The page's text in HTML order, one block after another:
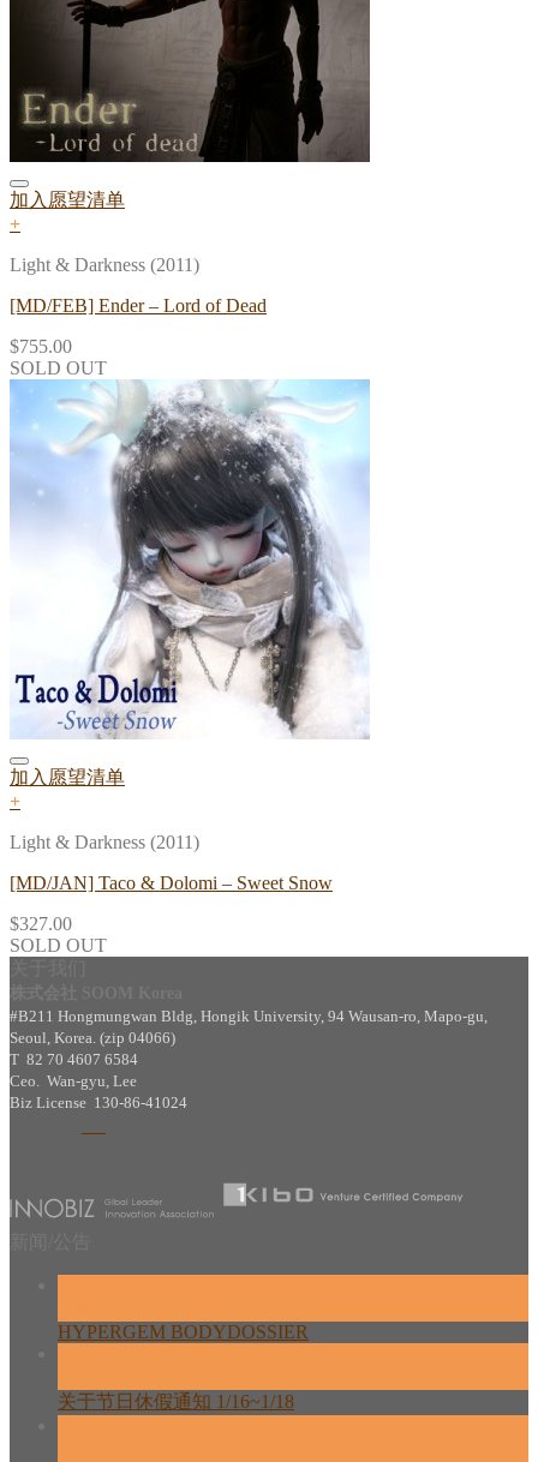
加入愿望清单
+
Light & Darkness (2011)
[MD/FEB] Ender – Lord of Dead
$755.00
SOLD OUT
加入愿望清单
+
Light & Darkness (2011)
[MD/JAN] Taco & Dolomi – Sweet Snow
$327.00
SOLD OUT
#B211 Hongmungwan Bldg, Hongik University, 94 Wausan-ro, Mapo-gu,
Seoul, Korea. (zip 04066)
T 82 70 4607 6584
Ceo. Wan-gyu, Lee
Biz License 130-86-41024
HYPERGEM BODYDOSSIER
关于节日休假通知 1/16~1/18